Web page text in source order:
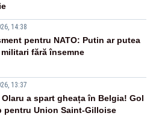
14:38
pentru NATO: Putin ar putea
fără însemne
13:37
Olaru a spart gheața în Belgia! Gol
pentru Union Saint-Gilloise